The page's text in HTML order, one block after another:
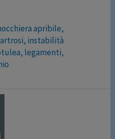
apribile,
, instabilità
, legamenti,
le nuove ginocchiere
stabilità e comfort per un
Xpert Wrap è una